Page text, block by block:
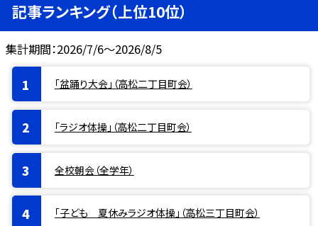
記事ランキング（上位10位）
集計期間：2026/7/6～2026/8/5
「盆踊り大会」（高松二丁目町会）
「ラジオ体操」（高松二丁目町会）
全校朝会（全学年）
「子ども 夏休みラジオ体操」（高松三丁目町会）